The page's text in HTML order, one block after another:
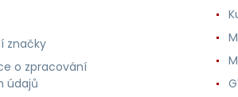
značky
o zpracování
údajů